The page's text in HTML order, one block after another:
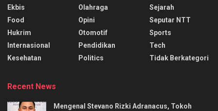
Ekbis
Food
Hukrim
Internasional
Kesehatan
Olahraga
Opini
Otomotif
Pendidikan
Politics
Sejarah
Seputar NTT
Sports
Tech
Tidak Berkategori
Recent News
Mengenal Stevano Rizki Adranacus, Tokoh